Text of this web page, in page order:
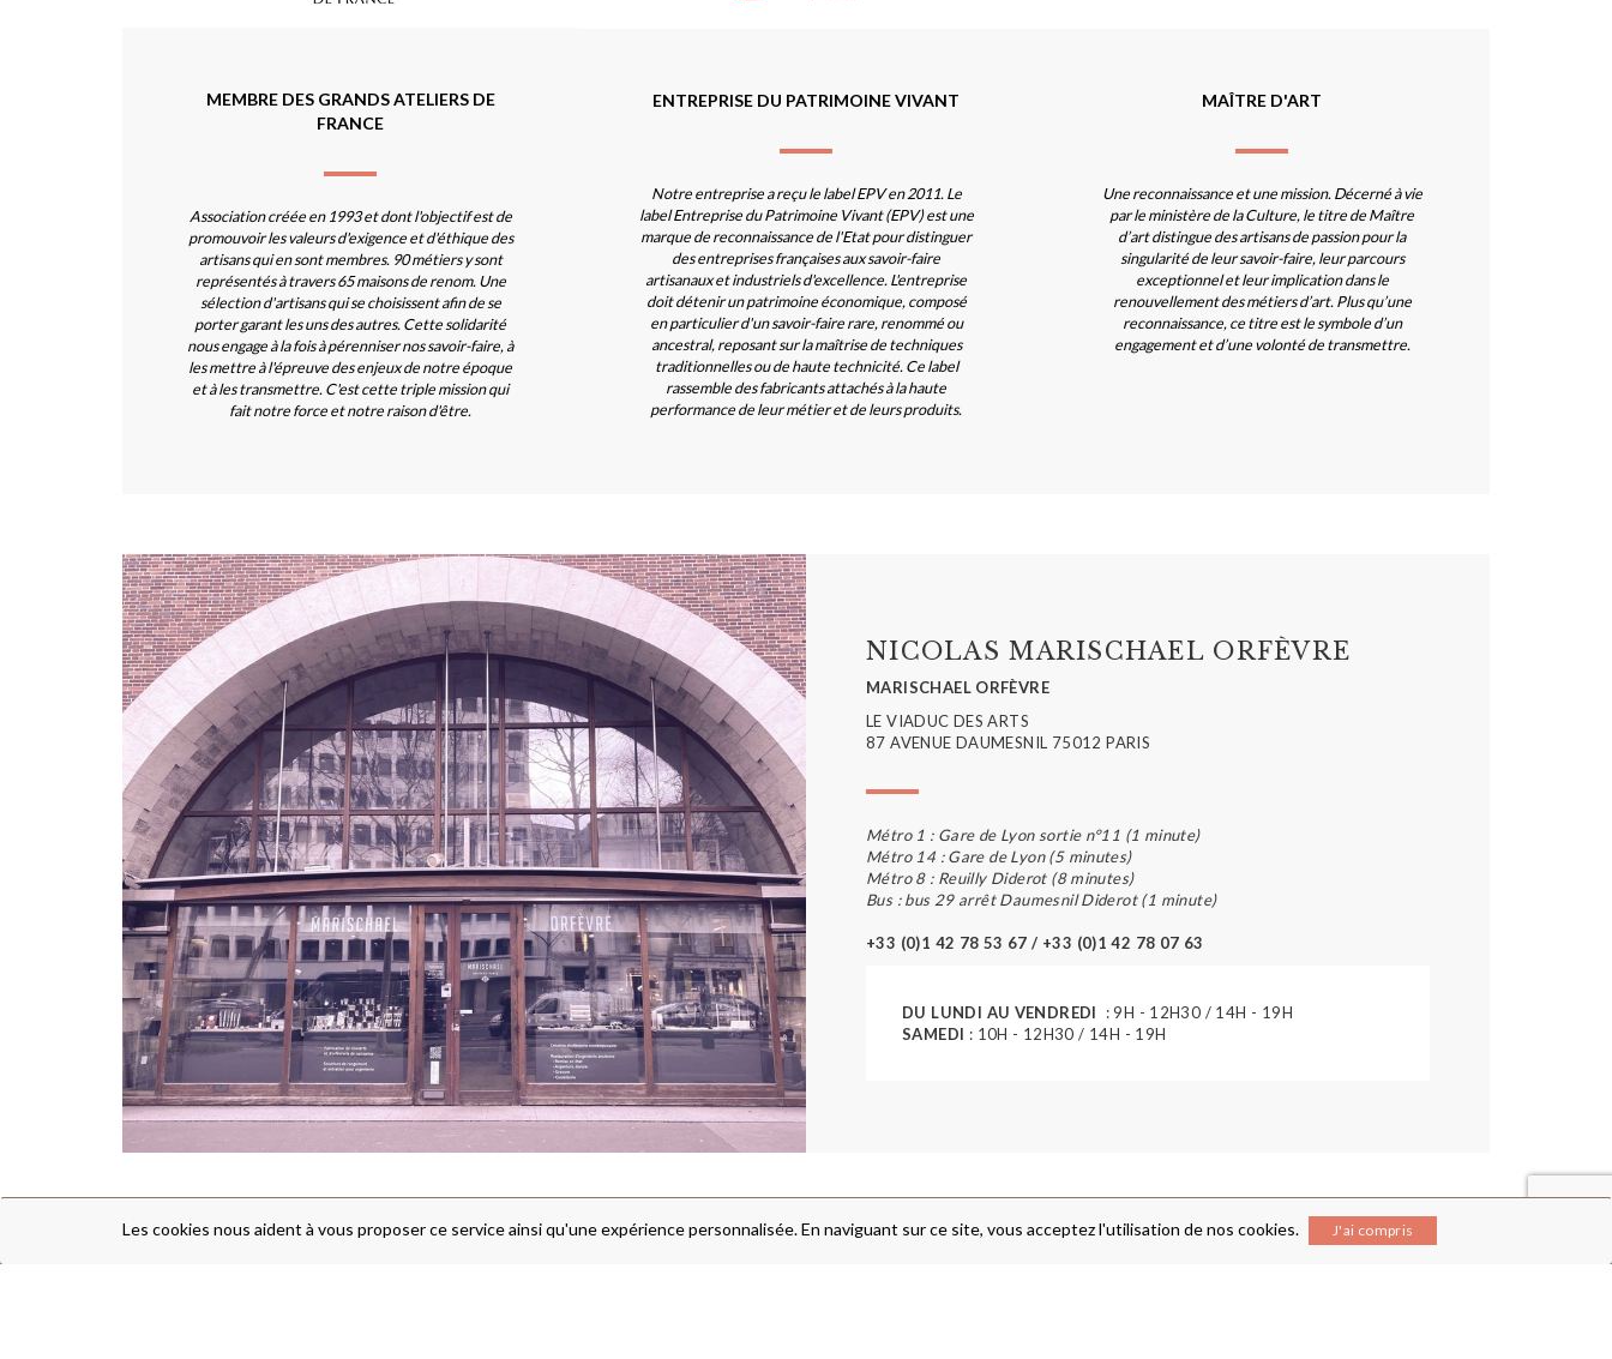
MEMBRE DES GRANDS ATELIERS DE
FRANCE
Association créée en 1993 et dont l'objectif est de
promouvoir les valeurs d'exigence et d'éthique des
artisans qui en sont membres. 90 métiers y sont
représentés à travers 65 maisons de renom. Une
sélection d'artisans qui se choisissent afin de se
porter garant les uns des autres. Cette solidarité
nous engage à la fois à pérenniser nos savoir-faire, à
les mettre à l'épreuve des enjeux de notre époque
et à les transmettre. C'est cette triple mission qui
fait notre force et notre raison d'être.
ENTREPRISE DU PATRIMOINE VIVANT
Notre entreprise a reçu le label EPV en 2011. Le
label Entreprise du Patrimoine Vivant (EPV) est une
marque de reconnaissance de l'Etat pour distinguer
des entreprises françaises aux savoir-faire
artisanaux et industriels d'excellence. L'entreprise
doit détenir un patrimoine économique, composé
en particulier d'un savoir-faire rare, renommé ou
ancestral, reposant sur la maîtrise de techniques
traditionnelles ou de haute technicité. Ce label
rassemble des fabricants attachés à la haute
performance de leur métier et de leurs produits.
MAÎTRE D'ART
Une reconnaissance et une mission. Décerné à vie
par le ministère de la Culture, le titre de Maître
d’art distingue des artisans de passion pour la
singularité de leur savoir-faire, leur parcours
exceptionnel et leur implication dans le
renouvellement des métiers d’art. Plus qu’une
reconnaissance, ce titre est le symbole d’un
engagement et d’une volonté de transmettre.
NICOLAS MARISCHAEL ORFÈVRE
MARISCHAEL ORFÈVRE
LE VIADUC DES ARTS
87 AVENUE DAUMESNIL 75012 PARIS
Métro 1 : Gare de Lyon sortie n°11 (1 minute)
Métro 14 : Gare de Lyon (5 minutes)
Métro 8 : Reuilly Diderot (8 minutes)
Bus : bus 29 arrêt Daumesnil Diderot (1 minute)
+33 (0)1 42 78 53 67 / +33 (0)1 42 78 07 63
DU LUNDI AU VENDREDI
: 9H - 12H30 / 14H - 19H
SAMEDI : 10H - 12H30 / 14H - 19H
Les cookies nous aident à vous proposer ce service ainsi qu'une expérience personnalisée. En naviguant sur ce site, vous acceptez l'utilisation de nos cookies. J'ai compris